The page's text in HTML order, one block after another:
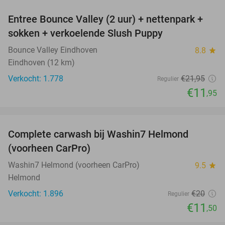
46%
Entree Bounce Valley (2 uur) + nettenpark +
sokken + verkoelende Slush Puppy
Bounce Valley Eindhoven 8.8 star
Eindhoven (12 km)
Verkocht: 1.778
Regulier €21,95
€11 ,95
Complete carwash bij Washin7 Helmond
(voorheen CarPro)
Washin7 Helmond (voorheen CarPro) 9.5 star
Helmond
Verkocht: 1.896
Regulier €20
€11 ,50